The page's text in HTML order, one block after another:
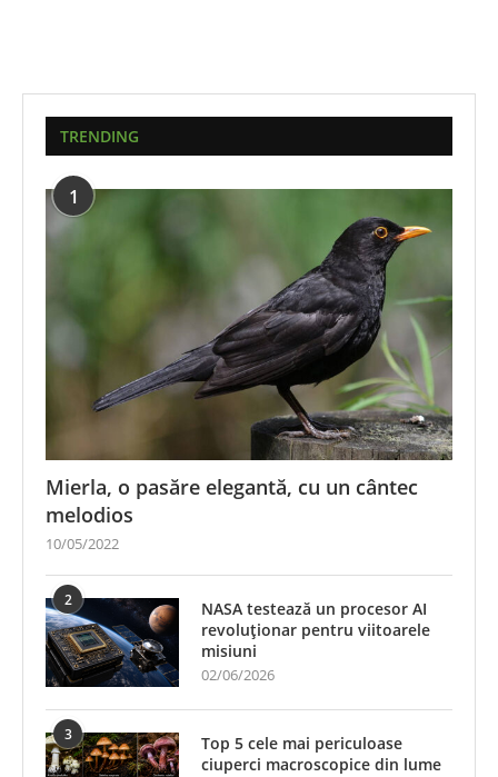
TRENDING
1
Mierla, o pasăre elegantă, cu un cântec
melodios
10/05/2022
2
NASA testează un procesor AI
revoluționar pentru viitoarele
misiuni
02/06/2026
3
Top 5 cele mai periculoase
ciuperci macroscopice din lume